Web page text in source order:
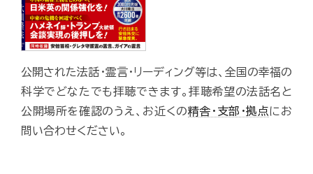
公開された法話・霊言・リーディング等は、全国の幸福の
科学でどなたでも拝聴できます。拝聴希望の法話名と
公開場所を確認のうえ、お近くの精舎・支部・拠点にお
問い合わせください。